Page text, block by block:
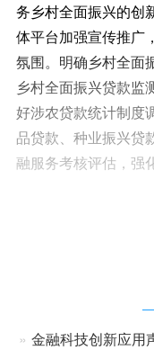
务乡村全面振兴的创
体平台加强宣传推广
氛围。明确乡村全面
乡村全面振兴贷款监
好涉农贷款统计制度
品贷款、种业振兴贷
融服务考核评估，强
金融科技创新应用